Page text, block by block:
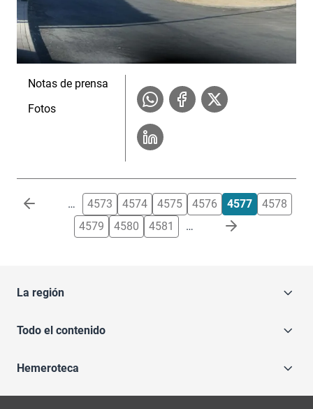
Notas de prensa
Fotos
Paginación … 4573 4574 4575 4576 4577
4578
4579
4580 4581 …
La región
Todo el contenido
Hemeroteca